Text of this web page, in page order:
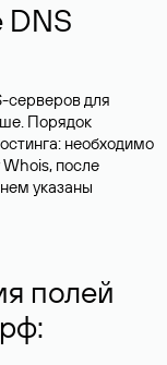
DNS
серверов для
Порядок
необходимо
после
указаны
полей